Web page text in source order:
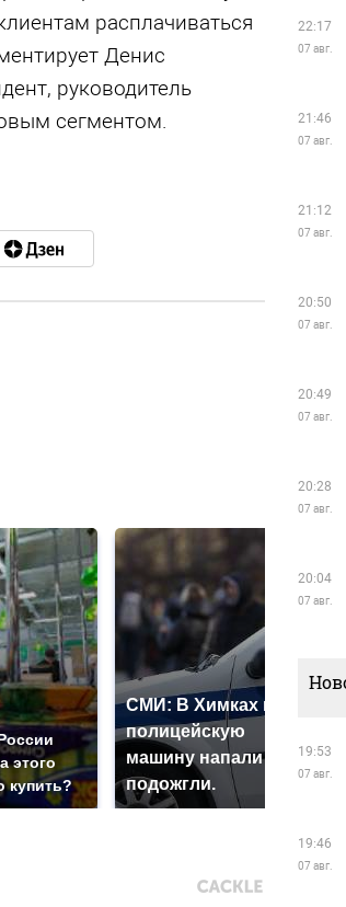
расплачиваться
Денис
руководитель
сегментом.
этого
купить?
СМИ: В Химках на
полицейскую
машину напали и
подожгли.
22:17
07 авг.
21:46
07 авг.
21:12
07 авг.
20:50
07 авг.
20:49
07 авг.
20:28
07 авг.
20:04
07 авг.
19:53
07 авг.
19:46
07 авг.